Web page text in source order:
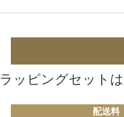
ラッピングセット
配送料